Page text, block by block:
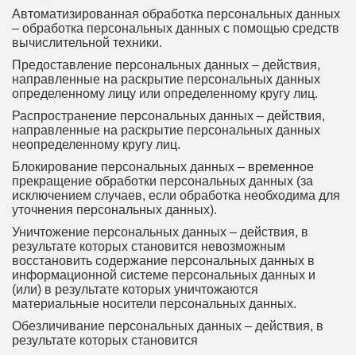
Автоматизированная обработка персональных данных
– обработка персональных данных с помощью средств
вычислительной техники.
Предоставление персональных данных – действия,
направленные на раскрытие персональных данных
определенному лицу или определенному кругу лиц.
Распространение персональных данных – действия,
направленные на раскрытие персональных данных
неопределенному кругу лиц.
Блокирование персональных данных – временное
прекращение обработки персональных данных (за
исключением случаев, если обработка необходима для
уточнения персональных данных).
Уничтожение персональных данных – действия, в
результате которых становится невозможным
восстановить содержание персональных данных в
информационной системе персональных данных и
(или) в результате которых уничтожаются
материальные носители персональных данных.
Обезличивание персональных данных – действия, в
результате которых становится